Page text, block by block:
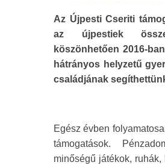
Az Újpesti Cseriti
az újpestiek
köszönhetően 2016-
hátrányos helyzetű
családjának
Egész évben
támogatások.
minőségű játékok, ruhák,